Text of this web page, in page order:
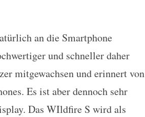
an die Smartphone
und schneller daher
mitgewachsen und erinnert von
Es ist aber dennoch sehr
Das WIldfire S wird als